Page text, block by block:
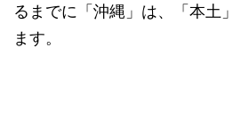
るまでに「沖縄」は、「本土
ます。